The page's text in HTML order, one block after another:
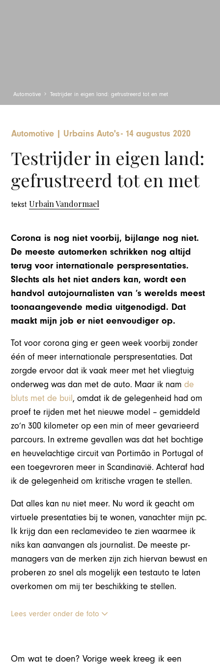
Automotive Testrijder in eigen land: gefrustreerd tot en met
Automotive Urbains Auto's- 14 augustus 2020
Testrijder in eigen land:
gefrustreerd tot en met
tekstUrbain Vandormael
Corona is nog niet voorbij, bijlange nog niet.
De meeste automerken schrikken nog altijd
terug voor internationale perspresentaties.
Slechts als het niet anders kan, wordt een
handvol autojournalisten van ’s werelds meest
toonaangevende media uitgenodigd. Dat
maakt mijn job er niet eenvoudiger op.
Tot voor corona ging er geen week voorbij zonder
één of meer internationale perspresentaties. Dat
zorgde ervoor dat ik vaak meer met het vliegtuig
onderweg was dan met de auto. Maar ik namde
bluts met de buil, omdat ik de gelegenheid had om
proef te rijden met het nieuwe model – gemiddeld
zo’n 300 kilometer op een min of meer gevarieerd
parcours. In extreme gevallen was dat het bochtige
en heuvelachtige circuit van Portimão in Portugal of
een toegevroren meer in Scandinavië. Achteraf had
ik de gelegenheid om kritische vragen te stellen.
Dat alles kan nu niet meer. Nu word ik geacht om
virtuele presentaties bij te wonen, vanachter mijn pc.
Ik krijg dan een reclamevideo te zien waarmee ik
niks kan aanvangen als journalist. De meeste pr-
managers van de merken zijn zich hiervan bewust en
proberen zo snel als mogelijk een testauto te laten
overkomen om mij ter beschikking te stellen.
Lees verder onder de foto
Om wat te doen? Vorige week kreeg ik een